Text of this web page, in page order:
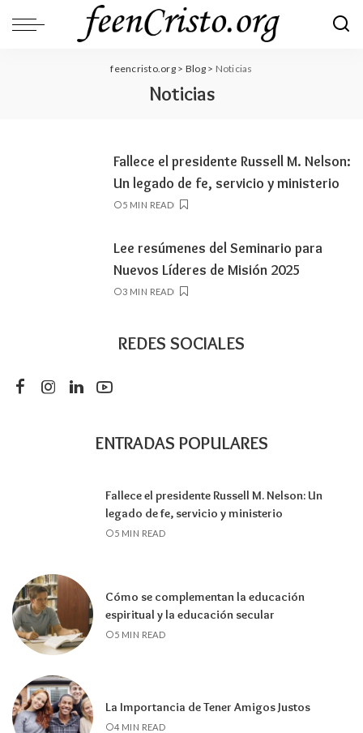
feencristo.org> Blog> Noticias
Noticias
Fallece el presidente Russell M. Nelson:
Un legado de fe, servicio y ministerio
5 MIN READ
Lee resúmenes del Seminario para
Nuevos Líderes de Misión 2025
3 MIN READ
REDES SOCIALES
ENTRADAS POPULARES
Fallece el presidente Russell M. Nelson: Un
legado de fe, servicio y ministerio
5 MIN READ
Cómo se complementan la educación
espiritual y la educación secular
5 MIN READ
La Importancia de Tener Amigos Justos
4 MIN READ